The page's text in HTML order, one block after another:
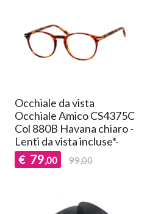
Occhiale da vista
Occhiale Amico CS4375C
Col 880B Havana chiaro -
Lenti da vista incluse*-
€ 79,00 99,00